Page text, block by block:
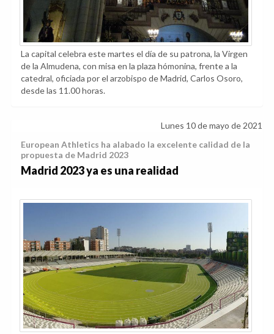
La capital celebra este martes el día de su patrona, la Virgen
de la Almudena, con misa en la plaza hómonina, frente a la
catedral, oficiada por el arzobispo de Madrid, Carlos Osoro,
desde las 11.00 horas.
Lunes 10 de mayo de 2021
European Athletics ha alabado la excelente calidad de la
propuesta de Madrid 2023
Madrid 2023 ya es una realidad